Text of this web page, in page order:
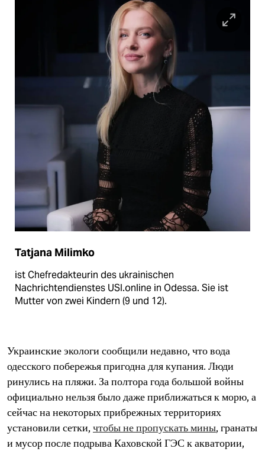
Tatjana Milimko
ist Chefredakteurin des ukrai­nischen
Nachrichtendienstes USI.online in Odessa. Sie ist
Mutter von zwei Kindern (9 und 12).
Украинские экологи сообщили недавно, что вода
одесского побережья пригодна для купания. Люди
ринулись на пляжи. За полтора года большой войны
официально нельзя было даже приближаться к морю, а
сейчас на некоторых прибрежных территориях
установили сетки, чтобы не пропускать мины, гранаты
и мусор после подрыва Каховской ГЭС к акватории,